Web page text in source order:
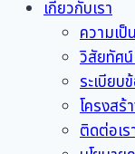
เกี่ยวกับเรา
ความเ
วิสัยทัศ
ระเบียบ
โครงสร้
ติดต่อเร